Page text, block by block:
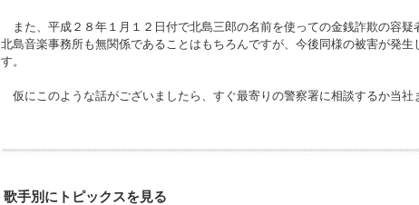
また、平成２８年１月１２日付で北島三郎の名前を使っての金銭詐欺の容疑
北島音楽事務所も無関係であることはもちろんですが、今後同様の被害が発
す。
仮にこのような話がございましたら、すぐ最寄りの警察署に相談するか当社
歌手別にトピックスを見る